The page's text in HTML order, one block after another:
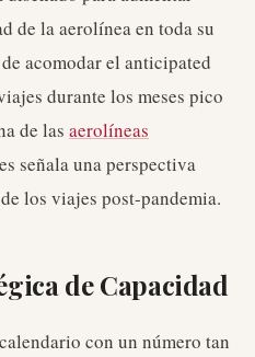
de la aerolínea en toda su
acomodar el anticipated
durante los meses pico
de las aerolíneas
señala una perspectiva
los viajes post-pandemia.
de Capacidad
con un número tan